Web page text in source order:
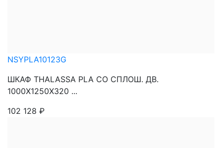
NSYPLA10123G
ШКАФ THALASSA PLA СО СПЛОШ. ДВ.
1000Х1250Х320 ...
102 128 ₽